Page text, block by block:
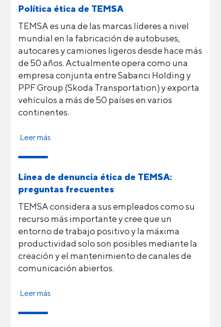
Política ética de TEMSA
TEMSA es una de las marcas líderes a nivel
mundial en la fabricación de autobuses,
autocares y camiones ligeros desde hace más
de 50 años. Actualmente opera como una
empresa conjunta entre Sabancı Holding y
PPF Group (Skoda Transportation) y exporta
vehículos a más de 50 países en varios
continentes.
Leer más
Línea de denuncia ética de TEMSA:
preguntas frecuentes
TEMSA considera a sus empleados como su
recurso más importante y cree que un
entorno de trabajo positivo y la máxima
productividad solo son posibles mediante la
creación y el mantenimiento de canales de
comunicación abiertos.
Leer más